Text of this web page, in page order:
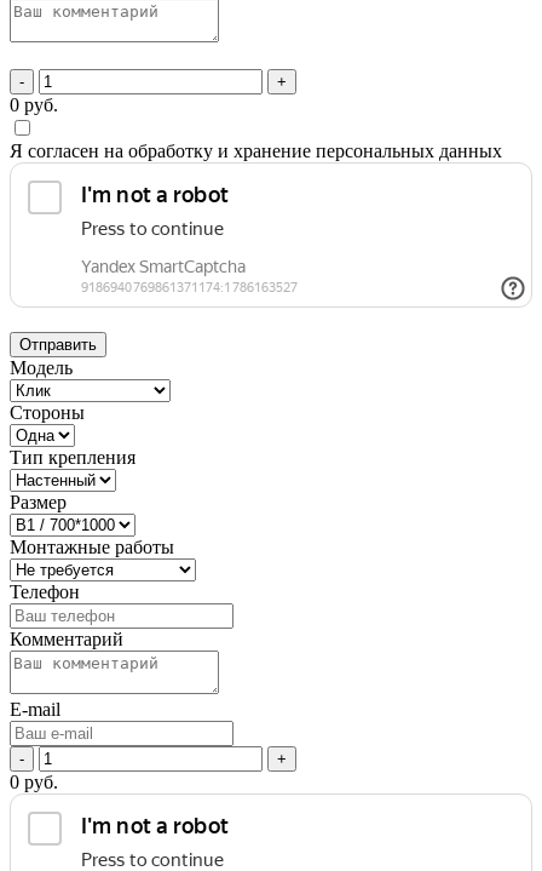
- +
0 руб.
Я согласен на обработку и хранение персональных данных
Отправить
Модель
Стороны
Тип крепления
Размер
Монтажные работы
Телефон
Комментарий
E-mail
- +
0 руб.